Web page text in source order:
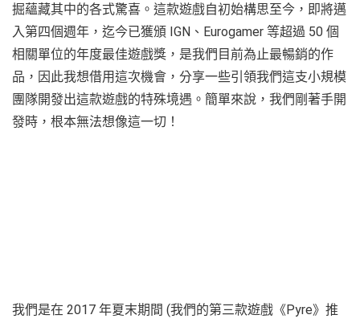
掘蘊藏其中的各式驚喜。這款遊戲自初始構思至今，即將邁
入第四個週年，迄今已獲頒 IGN、Eurogamer 等超過 50 個
相關單位的年度最佳遊戲獎，是我們目前為止最暢銷的作
品，因此我想借用這次機會，分享一些引領我們這支小規模
團隊開發出這款遊戲的特殊境遇。簡單來說，我們剛著手開
發時，根本無法想像這一切！
我們是在 2017 年夏末期間 (我們的第三款遊戲《Pyre》推